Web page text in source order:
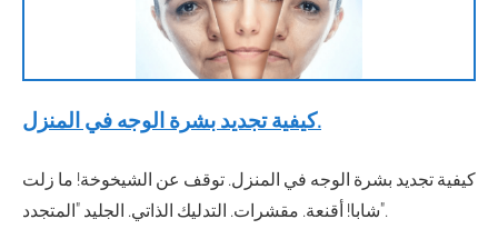
كيفية تجديد بشرة الوجه في المنزل.
كيفية تجديد بشرة الوجه في المنزل. توقف عن الشيخوخة! ما زلت
شابا! أقنعة. مقشرات. التدليك الذاتي. الجليد "المتجدد".